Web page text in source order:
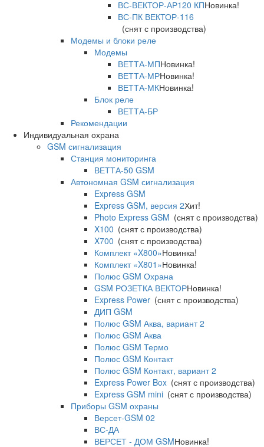
ВС-ВЕКТОР-АР120 КПНовинка!
ВС-ПК ВЕКТОР-116
(снят с производства)
Модемы и блоки реле
Модемы
ВЕТТА-МПНовинка!
ВЕТТА-МРНовинка!
ВЕТТА-МКНовинка!
Блок реле
ВЕТТА-БР
Рекомендации
Индивидуальная охрана
GSM сигнализация
Станция мониторинга
ВЕТТА-50 GSM
Автономная GSM сигнализация
Express GSM
Express GSM, версия 2Хит!
Photo Express GSM (снят с производства)
X100 (снят с производства)
X700 (снят с производства)
Комплект «X800»Новинка!
Комплект «X801»Новинка!
Полюс GSM Охрана
GSM РОЗЕТКА ВЕКТОРНовинка!
Express Power (снят с производства)
ДИП GSM
Полюс GSM Аква, вариант 2
Полюс GSM Аква
Полюс GSM Термо
Полюс GSM Контакт
Полюс GSM Контакт, вариант 2
Express Power Box (снят с производства)
Express GSM mini (снят с производства)
Приборы GSM охраны
Версет-GSM 02
ВС-ДА
ВЕРСЕТ - ДОМ GSMНовинка!